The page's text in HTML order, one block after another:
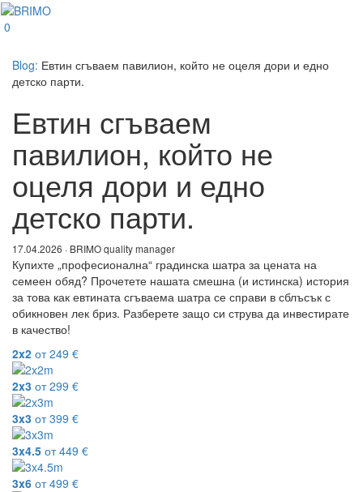
0
Blog: Евтин сгъваем павилион, който не оцеля дори и едно
детско парти.
Евтин сгъваем
павилион, който не
оцеля дори и едно
детско парти.
17.04.2026 · BRIMO quality manager
Купихте „професионална“ градинска шатра за цената на
семеен обяд? Прочетете нашата смешна (и истинска) история
за това как евтината сгъваема шатра се справи в сблъсък с
обикновен лек бриз. Разберете защо си струва да инвестирате
в качество!
2x2 от249 €
2x3 от299 €
3x3 от399 €
3x4.5 от449 €
3x6 от499 €